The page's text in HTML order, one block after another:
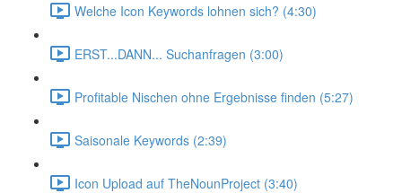
Welche Icon Keywords lohnen sich? (4:30)
ERST...DANN... Suchanfragen (3:00)
Profitable Nischen ohne Ergebnisse finden (5:27)
Saisonale Keywords (2:39)
Icon Upload auf TheNounProject (3:40)